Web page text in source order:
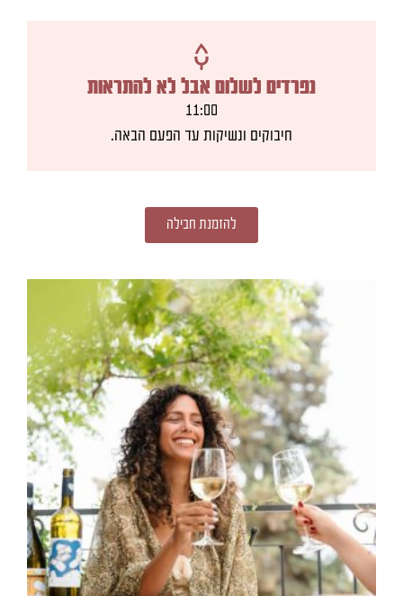
נפרדים לשלום אבל לא להתראות
11:00
חיבוקים ונשיקות עד הפעם הבאה.
להזמנת חבילה